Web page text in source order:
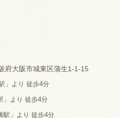
府大阪市城東区蒲生1-1-15
」より 徒歩4分
」より 徒歩4分
駅」より 徒歩4分